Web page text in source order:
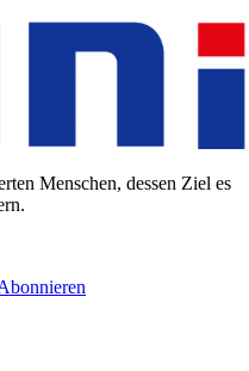
Menschen, dessen Ziel es